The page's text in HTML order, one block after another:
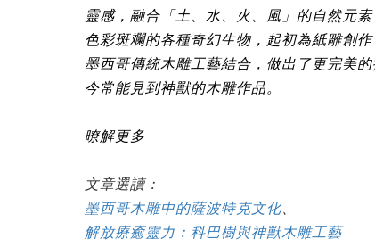
靈感，融合「土、水、火、風」的自然元
色彩斑斕的各種奇幻生物，起初為紙雕創
墨西哥傳統木雕工藝結合，做出了更完美
今常能見到神獸的木雕作品。
暸解更多
文章選讀：
墨西哥木雕中的薩波特克文化、
解放療癒靈力：科巴樹與神獸木雕工藝